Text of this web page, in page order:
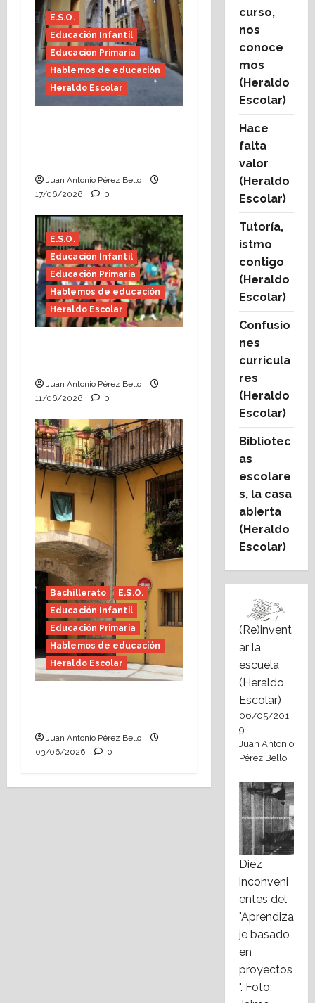
E.S.O.
Educación Infantil
Educación Primaria
Hablemos de educación
Heraldo Escolar
Juan Antonio Pérez Bello
17/06/2026
0
E.S.O.
Educación Infantil
Educación Primaria
Hablemos de educación
Heraldo Escolar
Juan Antonio Pérez Bello
11/06/2026
0
Bachillerato
E.S.O.
Educación Infantil
Educación Primaria
Hablemos de educación
Heraldo Escolar
Juan Antonio Pérez Bello
03/06/2026
0
curso,
nos
conoce
mos
(Heraldo
Escolar)
Hace
falta
valor
(Heraldo
Escolar)
Tutoría,
istmo
contigo
(Heraldo
Escolar)
Confusio
nes
curricula
res
(Heraldo
Escolar)
Bibliotec
as
escolare
s, la casa
abierta
(Heraldo
Escolar)
(Re)invent
ar la
escuela
(Heraldo
Escolar)
06/05/201
9
Juan Antonio
Pérez Bello
Diez
inconveni
entes del
"Aprendiza
je basado
en
proyectos
". Foto: